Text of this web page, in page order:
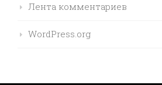
Лента комментариев
WordPress.org